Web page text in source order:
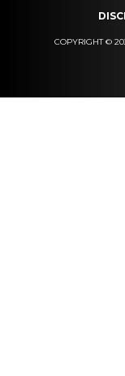
COPYRIGHT ©